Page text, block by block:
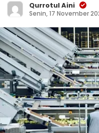
Qurrotul Aini
Senin, 17 November